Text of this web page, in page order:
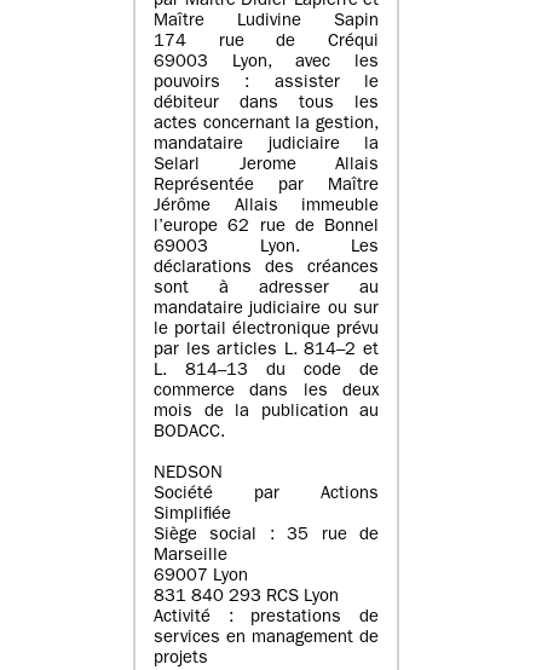
Maître Ludivine Sapin
174 rue de Créqui
69003 Lyon, avec les
pouvoirs : assister le
débiteur dans tous les
actes concernant la gestion,
mandataire judiciaire la
Selarl Jerome Allais
Représentée par Maître
Jérôme Allais immeuble
l’europe 62 rue de Bonnel
69003 Lyon. Les
déclarations des créances
sont à adresser au
mandataire judiciaire ou sur
le portail électronique prévu
par les articles L. 814–2 et
L. 814–13 du code de
commerce dans les deux
mois de la publication au
BODACC.
NEDSON
Société par Actions
Simplifiée
Siège social : 35 rue de
Marseille
69007 Lyon
831 840 293 RCS Lyon
Activité : prestations de
services en management de
projets